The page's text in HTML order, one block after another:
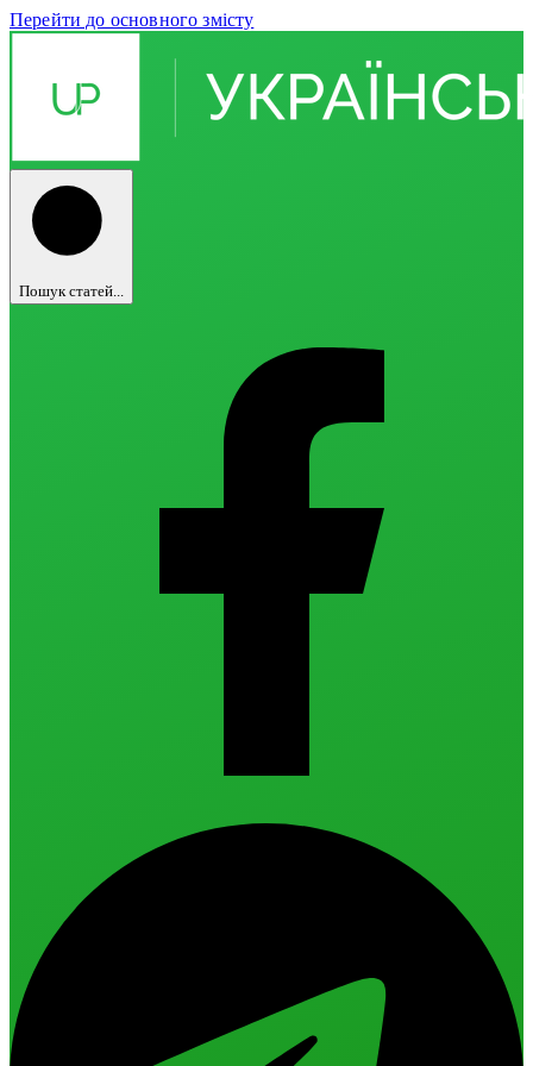
Перейти до основного змісту
Пошук статей...